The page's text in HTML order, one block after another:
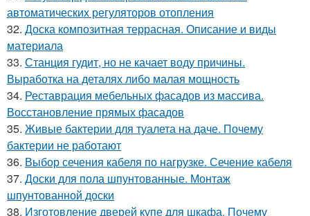
автоматических регуляторов отопления
32. Доска композитная террасная. Описание и виды
материала
33. Станция гудит, но не качает воду причины.
Выработка на деталях либо малая мощность
34. Реставрация мебельных фасадов из массива.
Восстановление прямых фасадов
35. Живые бактерии для туалета на даче. Почему
бактерии не работают
36. Выбор сечения кабеля по нагрузке. Сечение кабеля
37. Доски для пола шпунтованные. Монтаж
шпунтованной доски
38. Изготовление дверей купе для шкафа. Почему